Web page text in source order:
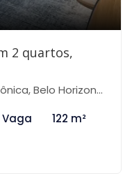
2 quartos,
Belo Horizonte-MG
Vaga 122 m²